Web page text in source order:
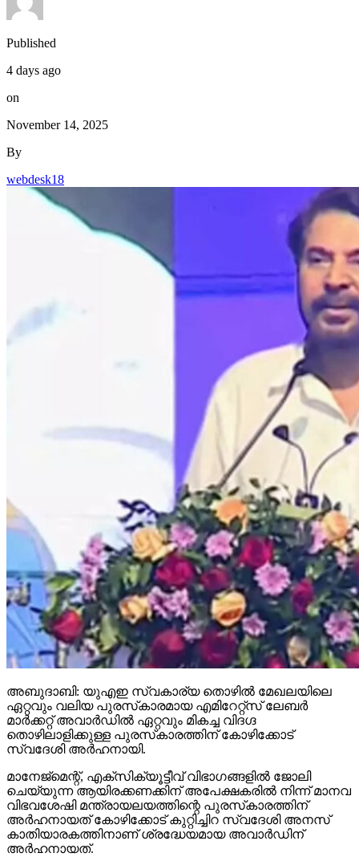
Published
4 days ago
on
November 14, 2025
By
webdesk18
അബുദാബി: യുഎഇ സ്വകാര്യ തൊഴില്‍ മേഖലയിലെ
ഏറ്റവും വലിയ പുരസ്‌കാരമായ എമിറേറ്റ്സ് ലേബര്‍
മാര്‍ക്കറ്റ് അവാര്‍ഡില്‍ ഏറ്റവും മികച്ച വിദഗ്ദ
തൊഴിലാളിക്കുള്ള പുരസ്‌കാരത്തിന് കോഴിക്കോട്
സ്വദേശി അര്‍ഹനായി.
മാനേജ്‌മെന്റ്, എക്സിക്യൂട്ടീവ് വിഭാഗങ്ങളില്‍ ജോലി
ചെയ്യുന്ന ആയിരക്കണക്കിന് അപേക്ഷകരില്‍ നിന്ന് മാനവ
വിഭവശേഷി മന്ത്രായലയത്തിന്റെ പുരസ്‌കാരത്തിന്
അര്‍ഹനായത് കോഴിക്കോട് കുറ്റിച്ചിറ സ്വദേശി അനസ്
കാതിയാരകത്തിനാണ് ശ്രദ്ധേയമായ അവാര്‍ഡിന്
അര്‍ഹനായത്.